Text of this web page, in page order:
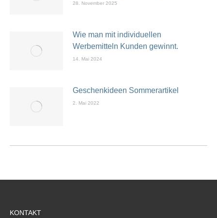
28. November 2025
Wie man mit individuellen
Werbemitteln Kunden gewinnt.
14. Mai 2024
Geschenkideen Sommerartikel
2. Mai 2022
KONTAKT